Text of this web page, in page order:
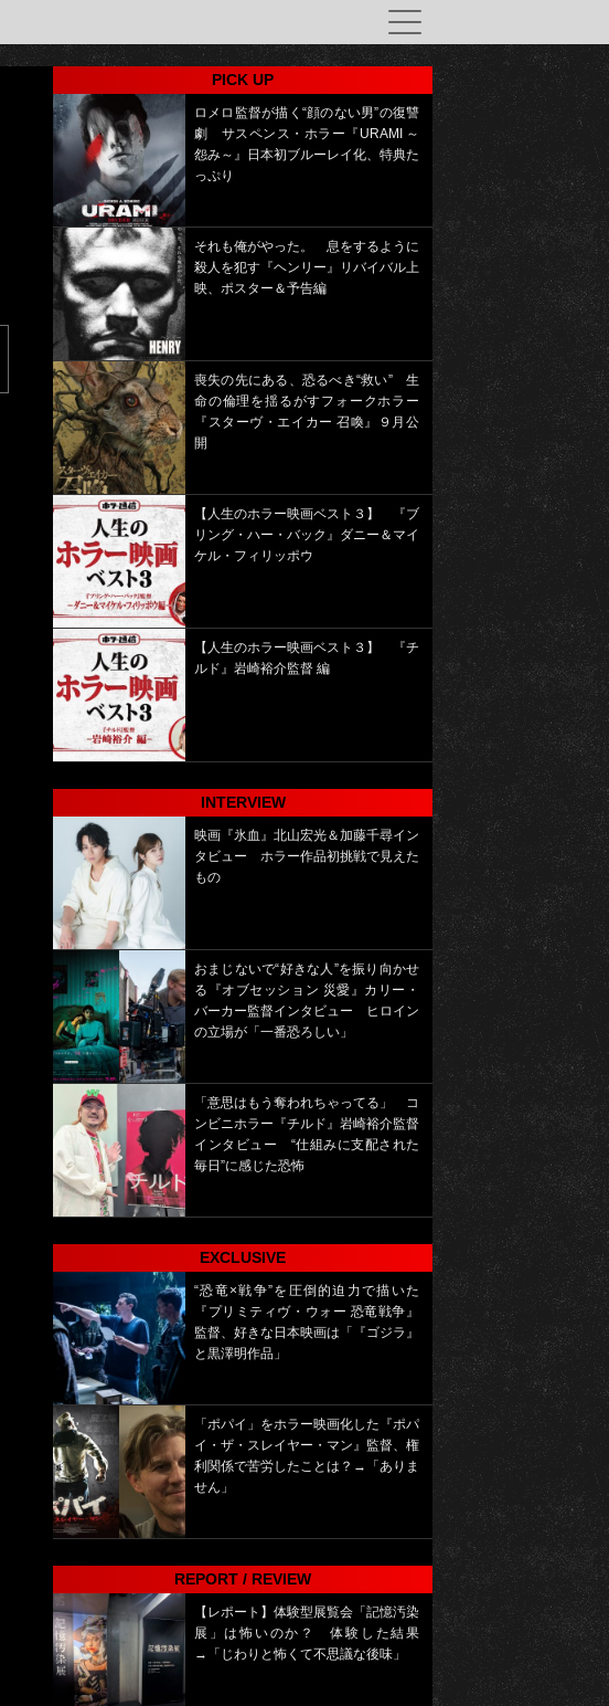
PICK UP
ロメロ監督が描く“顔のない男”の復讐
劇 サスペンス・ホラー『URAMI ～
怨み～』日本初ブルーレイ化、特典た
っぷり
それも俺がやった。 息をするように
殺人を犯す『ヘンリー』リバイバル上
映、ポスター＆予告編
喪失の先にある、恐るべき“救い” 生
命の倫理を揺るがすフォークホラー
『スターヴ・エイカー 召喚』９月公
開
【人生のホラー映画ベスト３】 『ブ
リング・ハー・バック』ダニー＆マイ
ケル・フィリッポウ
【人生のホラー映画ベスト３】 『チ
ルド』岩崎裕介監督 編
INTERVIEW
映画『氷血』北山宏光＆加藤千尋イン
タビュー ホラー作品初挑戦で見えた
もの
おまじないで“好きな人”を振り向かせ
る『オブセッション 災愛』カリー・
バーカー監督インタビュー ヒロイン
の立場が「一番恐ろしい」
「意思はもう奪われちゃってる」 コ
ンビニホラー『チルド』岩崎裕介監督
インタビュー “仕組みに支配された
毎日”に感じた恐怖
EXCLUSIVE
“恐竜×戦争”を圧倒的迫力で描いた
『プリミティヴ・ウォー 恐竜戦争』
監督、好きな日本映画は「『ゴジラ』
と黒澤明作品」
「ポパイ」をホラー映画化した『ポパ
イ・ザ・スレイヤー・マン』監督、権
利関係で苦労したことは？→「ありま
せん」
REPORT / REVIEW
【レポート】体験型展覧会「記憶汚染
展」は怖いのか？ 体験した結果
→「じわりと怖くて不思議な後味」